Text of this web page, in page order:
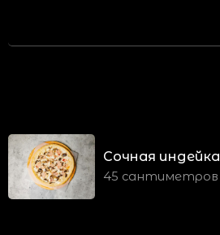
Сочная индейка
45 сантиметров